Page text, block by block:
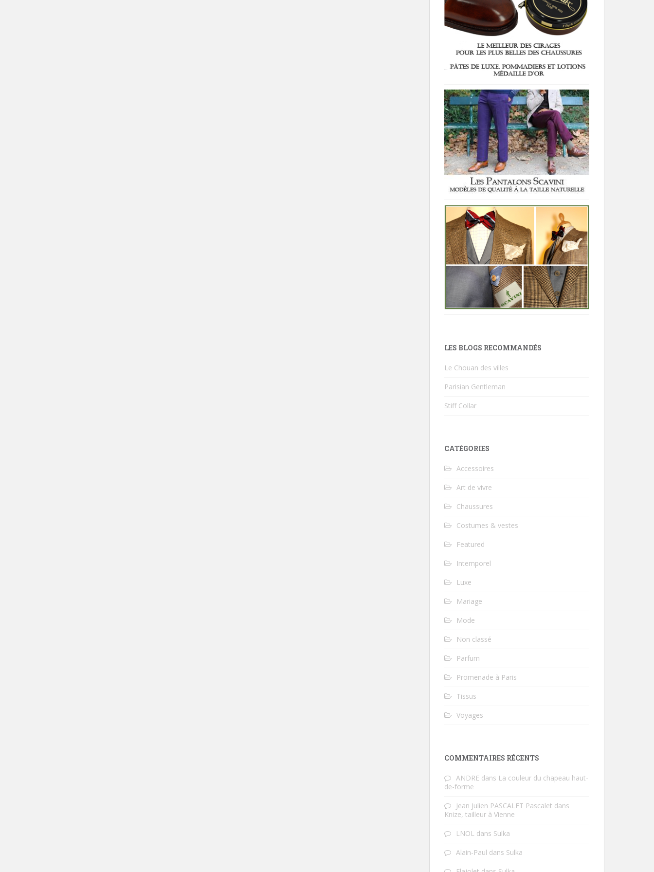
LES BLOGS RECOMMANDÉS
Le Chouan des villes
Parisian Gentleman
Stiff Collar
CATÉGORIES
Accessoires
Art de vivre
Chaussures
Costumes & vestes
Featured
Intemporel
Luxe
Mariage
Mode
Non classé
Parfum
Promenade à Paris
Tissus
Voyages
COMMENTAIRES RÉCENTS
ANDRE dans La couleur du chapeau haut-
de-forme
Jean Julien PASCALET Pascalet dans
Knize, tailleur à Vienne
LNOL dans Sulka
Alain-Paul dans Sulka